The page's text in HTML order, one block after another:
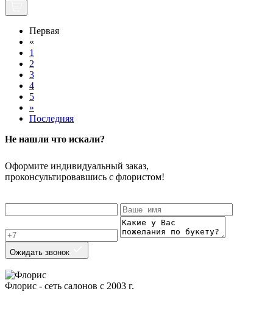
Первая
«
1
2
3
4
5
»
Последняя
Не нашли что искали?
Оформите индивидуальный заказ,
проконсультировавшись с флористом!
Ожидать звонок
Флорис - сеть салонов с 2003 г.